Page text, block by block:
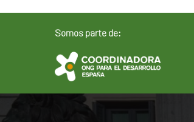
Somos parte de: